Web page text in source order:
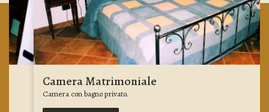
Camera Matrimoniale
Camera con bagno privato.